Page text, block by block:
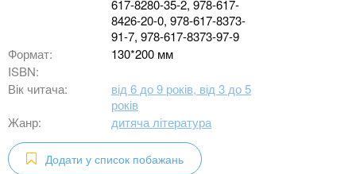
617-8280-35-2, 978-617-
8426-20-0, 978-617-8373-
91-7, 978-617-8373-97-9
Формат:
130*200 мм
ISBN:
Вік читача:
від 6 до 9 років, від 3 до 5
років
Жанр:
дитяча література
Додати у список побажань